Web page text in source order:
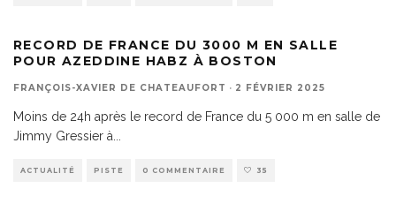
RECORD DE FRANCE DU 3000 M EN SALLE
POUR AZEDDINE HABZ À BOSTON
FRANÇOIS-XAVIER DE CHATEAUFORT · 2 FÉVRIER 2025
Moins de 24h après le record de France du 5 000 m en salle de
Jimmy Gressier à
ACTUALITÉ PISTE 0 COMMENTAIRE 35